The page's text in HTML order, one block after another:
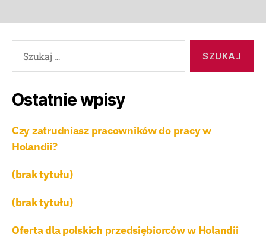
Ostatnie wpisy
Czy zatrudniasz pracowników do pracy w
Holandii?
(brak tytułu)
(brak tytułu)
Oferta dla polskich przedsiębiorców w Holandii